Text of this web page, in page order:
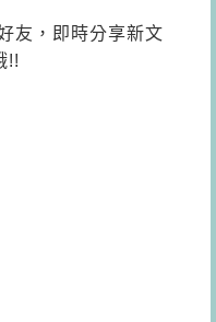
友，即時分享新文
!!